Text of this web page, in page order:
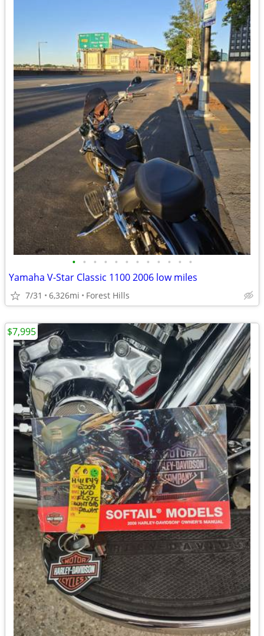
• • • • • • • • • • • •
Yamaha V-Star Classic 1100 2006 low miles
7/31 6,326mi Forest Hills
$7,995